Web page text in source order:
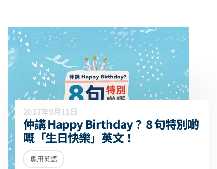
2017年9月11日
仲講 Happy Birthday？ 8 句特別啲
嘅「生日快樂」英文！
實用英語